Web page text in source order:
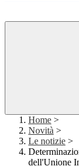
Home >
Novità >
Le notizie >
dell'Unione